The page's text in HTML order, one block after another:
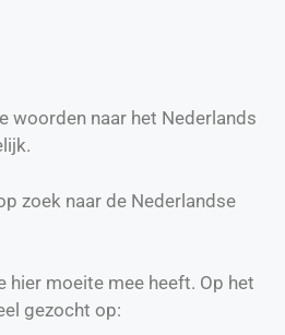
woorden naar het Nederlands
zoek naar de Nederlandse
hier moeite mee heeft. Op het
gezocht op: